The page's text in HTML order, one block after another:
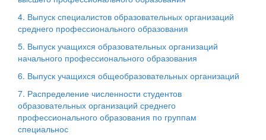
4. Выпуск специалистов образовательных организаций
среднего профессионального образования
5. Выпуск учащихся образовательных организаций
начального профессионального образования
6. Выпуск учащихся общеобразовательных организаций
7. Распределение численности студентов
образовательных организаций среднего
профессионального образования по группам
специальнос